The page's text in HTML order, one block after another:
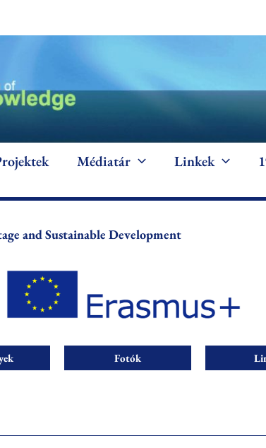
Médiatár Linkek
and Sustainable Development
Fotók